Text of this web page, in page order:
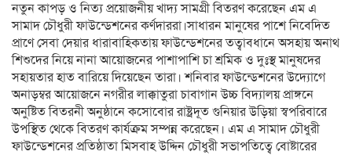
নতুন কাপড় ও নিত্য প্রয়োজনীয় খাদ্য সামগ্রী বিতরণ করেছেন এম এ
সামাদ চৌধুরী ফাউন্ডেশনের কর্ণদাররা।সাধারন মানুষের পাশে নিবেদিত
প্রাণে সেবা দেয়ার ধারাবাহিকতায় ফাউন্ডেশনের তত্বাবধানে অসহায় অনাথ
শিশুদের নিয়ে নানা আয়োজনের পাশাপাশি চা শ্রমিক ও দুঃস্থ মানুষদের
সহায়তার হাত বারিয়ে দিয়েছেন তারা। শনিবার ফাউন্ডেশনের উদ্যোগে
অনাড়ম্বর আয়োজনে নগরীর লাক্কাতুরা চাবাগান উচ্চ বিদ্যালয় প্রাঙ্গনে
অনুষ্টিত বিতরনী অনুষ্ঠানে কসোবোর রাষ্ট্রদূত গুনিয়ার উড়িয়া স্বপরিবারে
উপস্থিত থেকে বিতরণ কার্যক্রম সম্পন্ন করেছেন। এম এ সামাদ চৌধুরী
ফাউন্ডেশনের প্রতিষ্ঠাতা মিসবাহ উদ্দিন চৌধুরী সভাপতিত্বে বোষ্টারের